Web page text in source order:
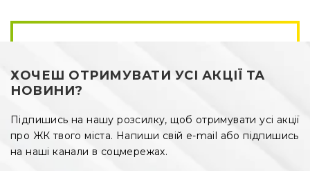
ХОЧЕШ ОТРИМУВАТИ УСІ АКЦІЇ ТА
НОВИНИ?
Підпишись на нашу розсилку, щоб отримувати усі акції
про ЖК твого міста. Напиши свій e-mail або підпишись
на наші канали в соцмережах.